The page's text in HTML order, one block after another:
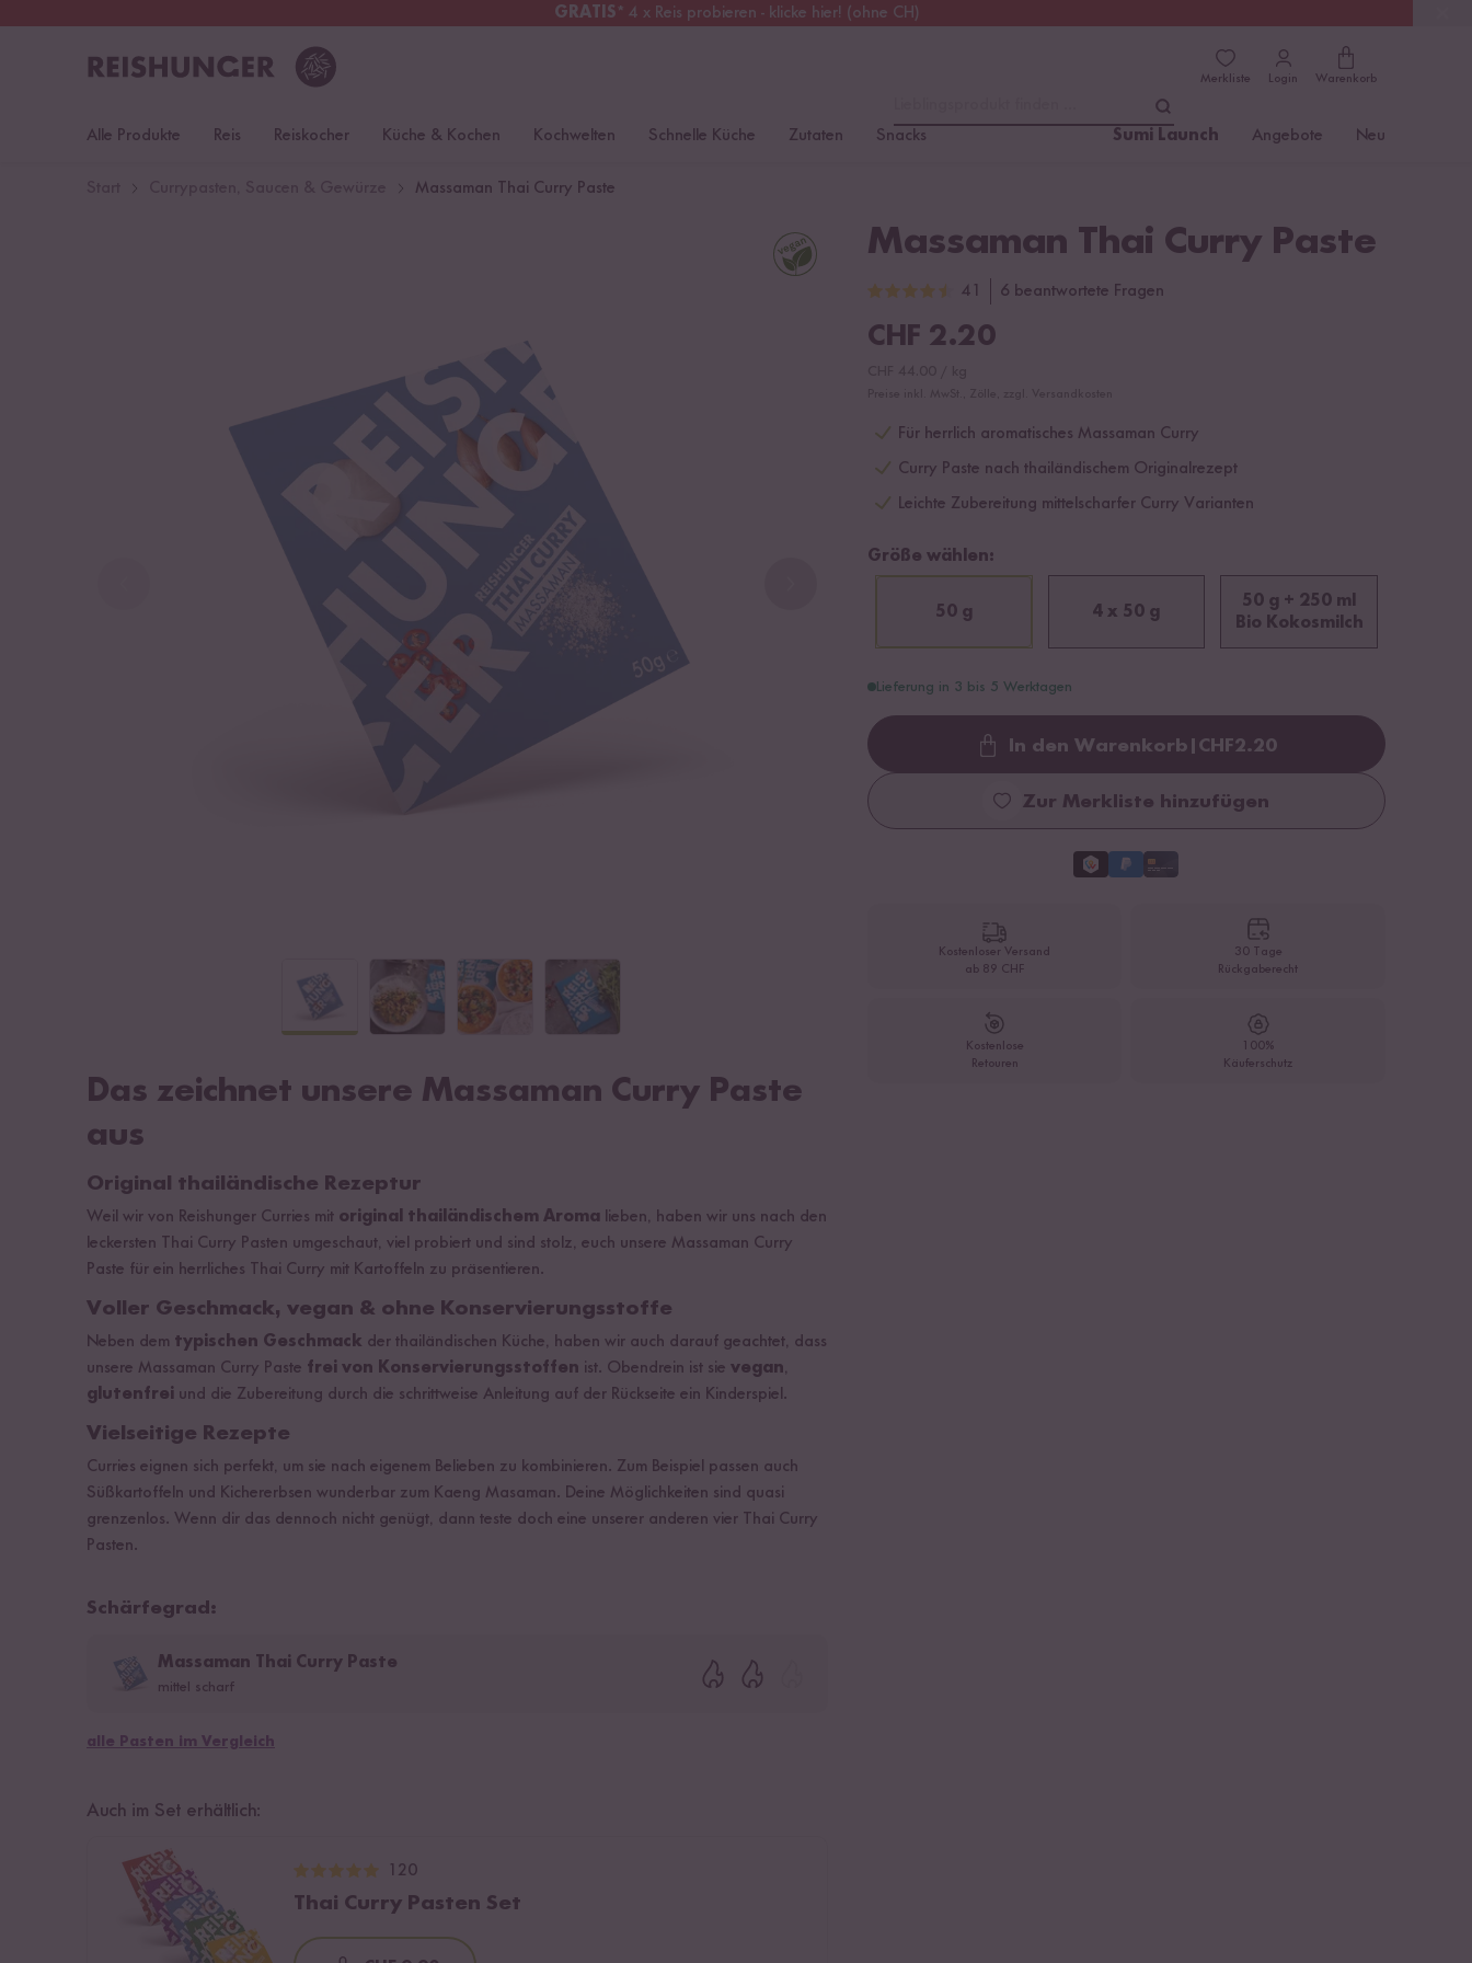
GRATIS* 4 x Reis probieren - klicke hier! (ohne CH)
Alle Zölle & Steuern inklusive
Merkliste Login Warenkorb
Alle Produkte Reis Reiskocher Küche & Kochen Kochwelten Schnelle Küche Zutaten Snacks Sumi Launch Angebote Neu
Massaman Thai Curry Paste
Massaman Thai Curry Paste
41 6 beantwortete Fragen
CHF 2.20
Für herrlich aromatisches Massaman Curry
Curry Paste nach thailändischem Originalrezept
Leichte Zubereitung mittelscharfer Curry Varianten
Größe wählen:
50 g 4 x 50 g
50 g + 250 ml
Bio Kokosmilch
Lieferung in 3 bis 5 Werktagen
Loading...
In den Warenkorb CHF2.20
Zur Merkliste hinzufügen
Kostenloser Versand
ab 89 CHF
30 Tage
Rückgaberecht
Kostenlose
Retouren
100%
Käuferschutz
Das zeichnet unsere Massaman Curry Paste
aus
Original thailändische Rezeptur
Weil wir von Reishunger Curries mit original thailändischem Aroma lieben, haben wir uns nach den
leckersten Thai Curry Pasten umgeschaut, viel probiert und sind stolz, euch unsere Massaman Curry
Paste für ein herrliches Thai Curry mit Kartoffeln zu präsentieren.
Voller Geschmack, vegan & ohne Konservierungsstoffe
Neben dem typischen Geschmack der thailändischen Küche, haben wir auch darauf geachtet, dass
unsere Massaman Curry Paste frei von Konservierungsstoffen ist. Obendrein ist sie vegan,
glutenfrei und die Zubereitung durch die schrittweise Anleitung auf der Rückseite ein Kinderspiel.
Vielseitige Rezepte
Curries eignen sich perfekt, um sie nach eigenem Belieben zu kombinieren. Zum Beispiel passen auch
Süßkartoffeln und Kichererbsen wunderbar zum Kaeng Masaman. Deine Möglichkeiten sind quasi
grenzenlos. Wenn dir das dennoch nicht genügt, dann teste doch eine unserer anderen vier Thai Curry
Pasten.
Schärfegrad:
Massaman Thai Curry Paste
mittel scharf
alle Pasten im Vergleich
Auch im Set erhältlich:
120
Thai Curry Pasten Set